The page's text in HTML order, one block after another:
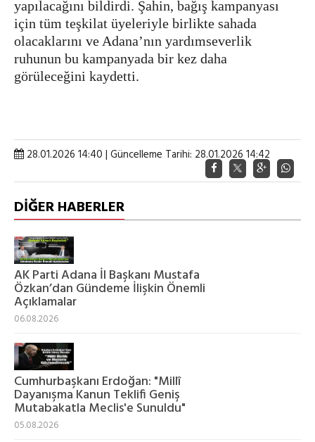
yapılacağını bildirdi. Şahin, bağış kampanyası
için tüm teşkilat üyeleriyle birlikte sahada
olacaklarını ve Adana’nın yardımseverlik
ruhunun bu kampanyada bir kez daha
görüleceğini kaydetti.
28.01.2026 14:40 | Güncelleme Tarihi: 28.01.2026 14:42
DİĞER HABERLER
AK Parti Adana İl Başkanı Mustafa
Özkan’dan Gündeme İlişkin Önemli
Açıklamalar
06.08.2026
Cumhurbaşkanı Erdoğan: "Millî
Dayanışma Kanun Teklifi Geniş
Mutabakatla Meclis'e Sunuldu"
05.08.2026